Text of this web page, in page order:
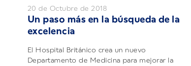
20 de Octubre de 2018
Un paso más en la búsqueda de la
excelencia
El Hospital Británico crea un nuevo
Departamento de Medicina para mejorar la